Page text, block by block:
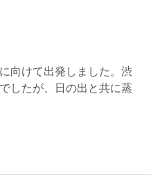
向けて出発しました。渋
したが、日の出と共に蒸